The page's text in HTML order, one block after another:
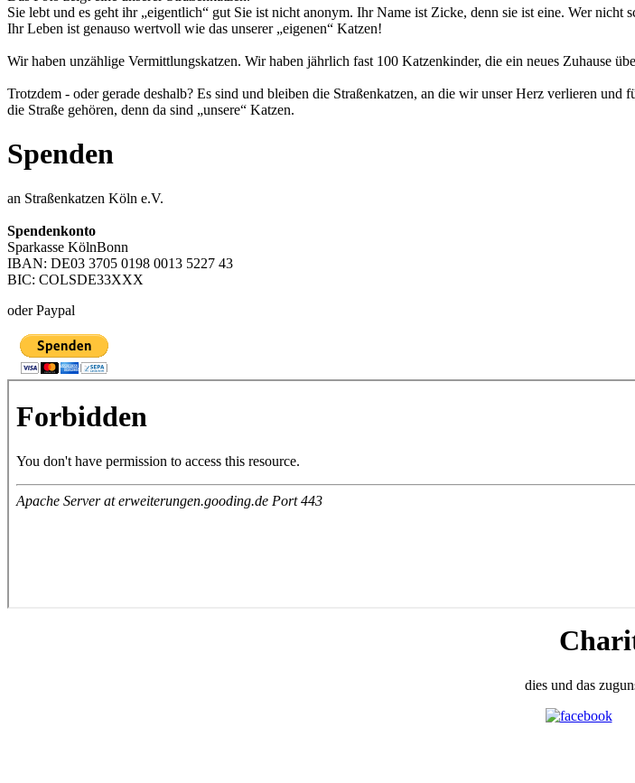
Sie lebt und es geht ihr „eigentlich“ gut Sie ist nicht anonym. Ihr Name ist Zicke, denn sie ist eine. Wer nicht
Ihr Leben ist genauso wertvoll wie das unserer „eigenen“ Katzen!
Wir haben unzählige Vermittlungskatzen. Wir haben jährlich fast 100 Katzenkinder, die ein neues Zuhause
Trotzdem - oder gerade deshalb? Es sind und bleiben die Straßenkatzen, an die wir unser Herz verlieren
die Straße gehören, denn da sind „unsere“ Katzen.
Spenden
an Straßenkatzen Köln e.V.
Spendenkonto
Sparkasse KölnBonn
IBAN: DE03 3705 0198 0013 5227 43
BIC: COLSDE33XXX
oder Paypal
dies und das